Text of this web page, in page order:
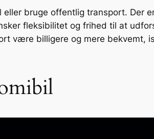
bruge offentlig transport. Der
fleksibilitet og frihed til at
være billigere og mere bekvemt,